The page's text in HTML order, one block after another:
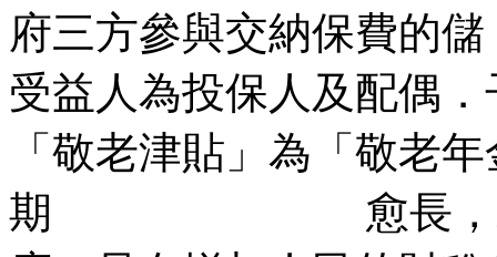
府三方參與交納
受益人為投保人及
「敬老津貼」為「敬老
期 愈長，就愈慢